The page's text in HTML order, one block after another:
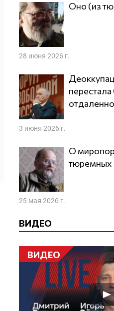
Оно (из
28 июня 2026 г.
Деоккупация Крыма
3 июня 2026 г.
О миропорядке 1945 года (из
тюремных
25 мая 2026 г.
ВИДЕО
ВИДЕО